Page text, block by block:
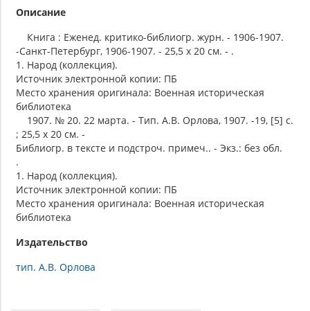
Описание
Книга : Еженед. критико-библиогр. журн. - 1906-1907.
-Санкт-Петербург, 1906-1907. - 25,5 х 20 см. - .
1. Народ (коллекция).
Источник электронной копии: ПБ
Место хранения оригинала: Военная историческая
библиотека
1907. № 20. 22 марта. - Тип. А.В. Орлова, 1907. -19, [5] с.
; 25,5 х 20 см. -
Библиогр. в тексте и подстроч. примеч.. - Экз.: без обл.
.
1. Народ (коллекция).
Источник электронной копии: ПБ
Место хранения оригинала: Военная историческая
библиотека
Издательство
тип. А.В. Орлова